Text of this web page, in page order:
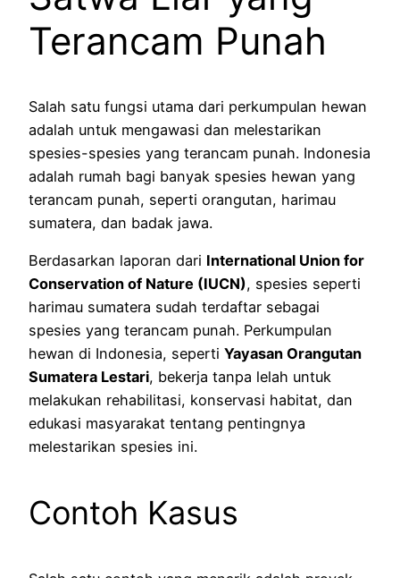
Terancam Punah
Salah satu fungsi utama dari perkumpulan hewan
adalah untuk mengawasi dan melestarikan
spesies-spesies yang terancam punah. Indonesia
adalah rumah bagi banyak spesies hewan yang
terancam punah, seperti orangutan, harimau
sumatera, dan badak jawa.
Berdasarkan laporan dari International Union for
Conservation of Nature (IUCN), spesies seperti
harimau sumatera sudah terdaftar sebagai
spesies yang terancam punah. Perkumpulan
hewan di Indonesia, seperti Yayasan Orangutan
Sumatera Lestari, bekerja tanpa lelah untuk
melakukan rehabilitasi, konservasi habitat, dan
edukasi masyarakat tentang pentingnya
melestarikan spesies ini.
Contoh Kasus